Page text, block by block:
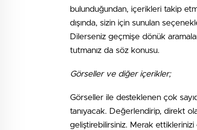
bulunduğundan, içerikleri takip
dışında, sizin için sunulan
Dilerseniz geçmişe dönük
tutmanız da söz konusu.
Görseller ve diğer içerikler;
Görseller ile desteklenen çok
tanıyacak. Değerlendirip, direkt
geliştirebilirsiniz. Merak